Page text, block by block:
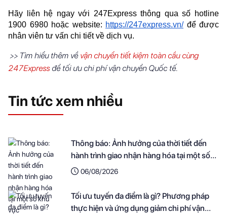
Hãy liên hệ ngay với 247Express thông qua số hotline
1900 6980 hoặc website: https://247express.vn/ để được
nhân viên tư vấn chi tiết về dịch vụ.
>> Tìm hiểu thêm về vận chuyển tiết kiệm toàn cầu cùng
247Expressđể tối ưu chi phí vận chuyển Quốc tế.
Tin tức xem nhiều
Thông báo: Ảnh hưởng của thời tiết đến
hành trình giao nhận hàng hóa tại một số
khu vực
06/08/2026
Tối ưu tuyến đa điểm là gì? Phương pháp
thực hiện và ứng dụng giảm chi phí vận